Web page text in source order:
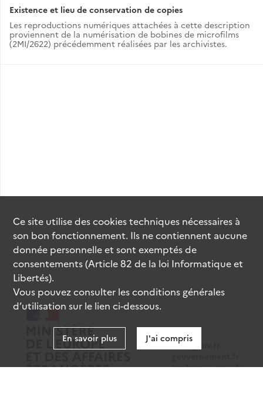
Existence et lieu de conservation de copies
Les reproductions numériques attachées à cette description
proviennent de la numérisation de bobines de microfilms
(2MI/2622) précédemment réalisées par les archivistes.
data.gouv.fr
legifrance.gouv.fr
Ce site utilise descookiestechniques nécessaires à
son bon fonctionnement. Ils ne contiennent aucune
donnée personnelle et sont exemptés de
consentements (Article 82 de la loi Informatique et
Libertés).
Vous pouvez consulter les conditions générales
d’utilisation sur le lien ci-dessous.
En savoir plus J'ai compris